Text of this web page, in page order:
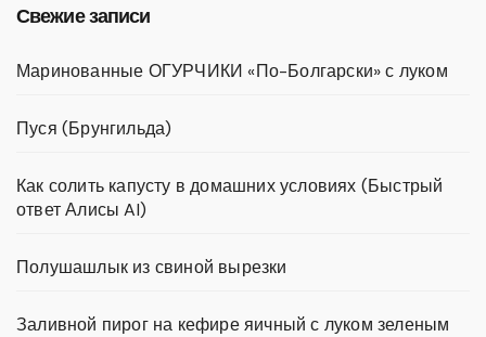
Свежие записи
Маринованные ОГУРЧИКИ «По-Болгарски» с луком
Пуся (Брунгильда)
Как солить капусту в домашних условиях (Быстрый
ответ Алисы AI)
Полушашлык из свиной вырезки
Заливной пирог на кефире яичный с луком зеленым